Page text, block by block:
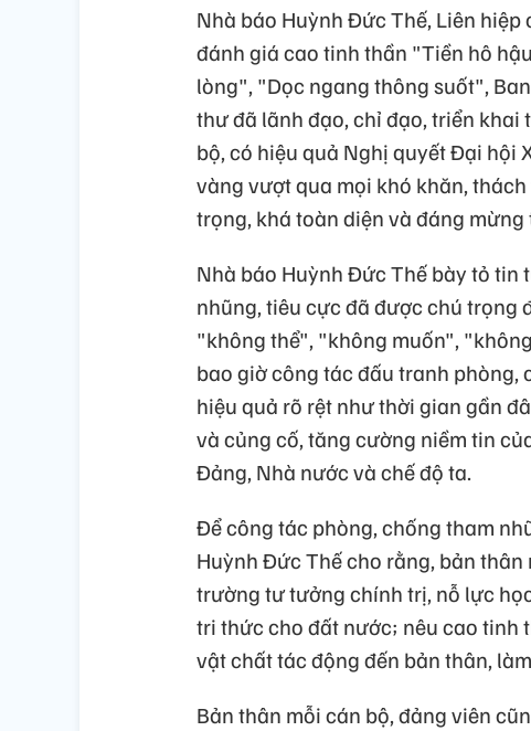
Nhà báo Huỳnh Đức Thế, Liên hiệp
đánh giá cao tinh thần "Tiền hô
lòng", "Dọc ngang thông suốt",
thư đã lãnh đạo, chỉ đạo, triển
bộ, có hiệu quả Nghị quyết Đại hội
vàng vượt qua mọi khó khăn,
trọng, khá toàn diện và đáng
Nhà báo Huỳnh Đức Thế bày tỏ
nhũng, tiêu cực đã được chú
"không thể", "không muốn",
bao giờ công tác đấu tranh phòng,
hiệu quả rõ rệt như thời gian gần
và củng cố, tăng cường niềm tin
Đảng, Nhà nước và chế độ ta.
Để công tác phòng, chống tham
Huỳnh Đức Thế cho rằng, bản
trường tư tưởng chính trị, nỗ lực
tri thức cho đất nước; nêu cao tinh
vật chất tác động đến bản thân,
Bản thân mỗi cán bộ, đảng viên